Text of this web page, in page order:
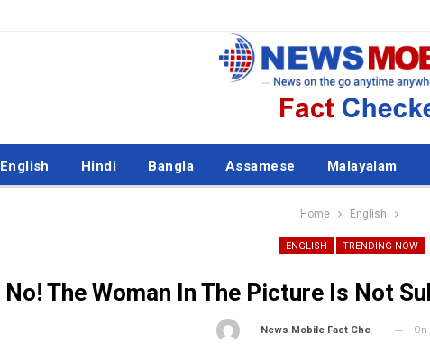
English Hindi Bangla Assamese Malayalam
Home English
ENGLISH TRENDING NOW
No! The Woman In The Picture Is Not
News Mobile Fact Check Bureau On